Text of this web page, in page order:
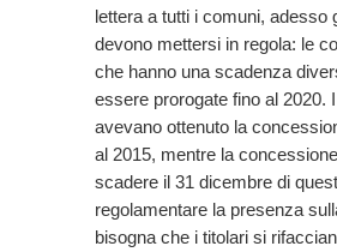
lettera a tutti i comuni, adesso
devono mettersi in regola: le
che hanno una scadenza
essere prorogate fino al 2020.
avevano ottenuto la
al 2015, mentre la
scadere il 31 dicembre di
regolamentare la presenza
bisogna che i titolari si